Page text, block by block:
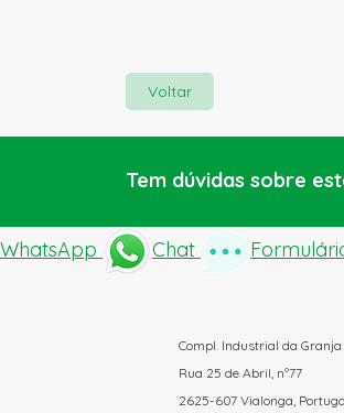
Voltar
Tem dúvidas sobre
WhatsApp Chat
Compl. Industrial da Granja
Rua 25 de Abril, nº77
2625-607 Vialonga,